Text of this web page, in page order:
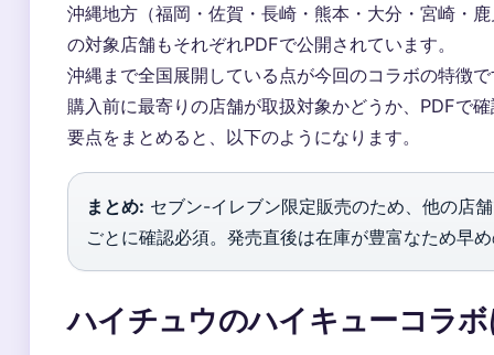
沖縄地方（福岡・佐賀・長崎・熊本・大分・宮崎・
の対象店舗もそれぞれPDFで公開されています。
沖縄まで全国展開している点が今回のコラボの特徴
購入前に最寄りの店舗が取扱対象かどうか、PDFで
要点をまとめると、以下のようになります。
まとめ: セブン-イレブン限定販売のため、他の店
ごとに確認必須。発売直後は在庫が豊富なため早
ハイチュウのハイキューコラ